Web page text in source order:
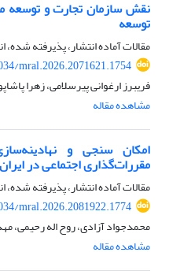
نقش سازمان تجارت و توسعه
توسعه
مقالات آماده انتشار، پذیرفته شده،
mral.2026.2071621.1754
فریبرز ارغوانی پیرسلامی، زهرا
مشاهده مقاله
امکان سنجی و
مقررات‌گذاری اجتماعی در ایران
مقالات آماده انتشار، پذیرفته شده،
mral.2026.2081922.1774
محمدجواد آزادی، روح اله رحیمی،
مشاهده مقاله